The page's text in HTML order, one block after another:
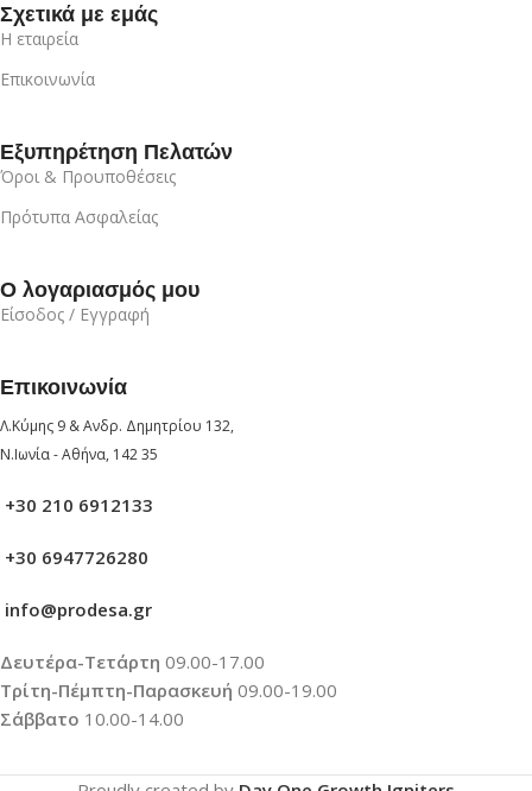
Σχετικά με εμάς
Η εταιρεία
Επικοινωνία
Εξυπηρέτηση Πελατών
Όροι & Προυποθέσεις
Πρότυπα Ασφαλείας
Ο λογαριασμός μου
Είσοδος / Εγγραφή
Επικοινωνία
Λ.Κύμης 9 & Ανδρ. Δημητρίου 132,
Ν.Ιωνία - Αθήνα, 142 35
+30 210 6912133
+30 6947726280
info@prodesa.gr
Δευτέρα-Τετάρτη 09.00-17.00
Τρίτη-Πέμπτη-Παρασκευή 09.00-19.00
Σάββατο 10.00-14.00